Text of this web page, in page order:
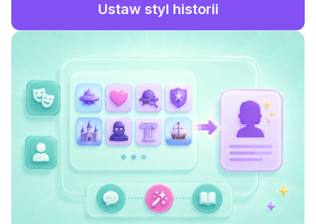
Ustaw styl historii